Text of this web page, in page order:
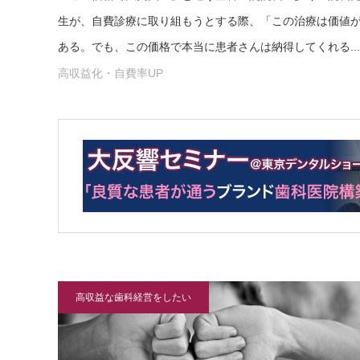
生が、自費診療に取り組もうとする際、「この治療は価値
ある。でも、この価格で本当に患者さんは納得してくれる...
高収益化・自費率UP
高収益な歯科経営をしたい